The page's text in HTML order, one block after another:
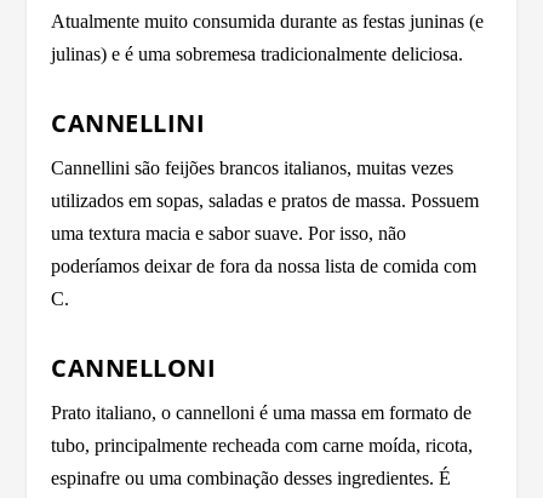
Atualmente muito consumida durante as festas juninas (e
julinas) e é uma sobremesa tradicionalmente deliciosa.
CANNELLINI
Cannellini são feijões brancos italianos, muitas vezes
utilizados em sopas, saladas e pratos de massa. Possuem
uma textura macia e sabor suave. Por isso, não
poderíamos deixar de fora da nossa lista de comida com
C.
CANNELLONI
Prato italiano, o cannelloni é uma massa em formato de
tubo, principalmente recheada com carne moída, ricota,
espinafre ou uma combinação desses ingredientes. É